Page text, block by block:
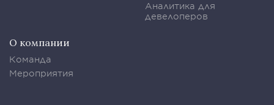
Аналитика для
девелоперов
О компании
Команда
Мероприятия